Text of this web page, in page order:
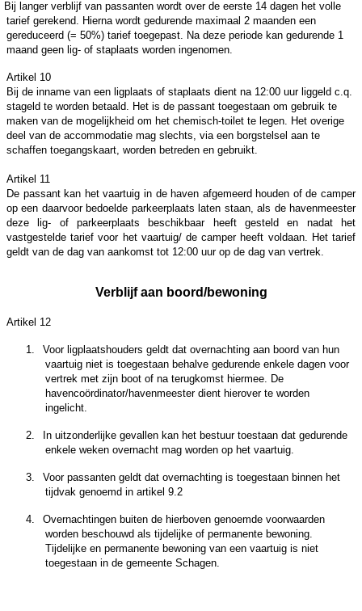
Bij langer verblijf van passanten wordt over de eerste 14 dagen het volle
tarief gerekend. Hierna wordt gedurende maximaal 2 maanden een
gereduceerd (= 50%) tarief toegepast. Na deze periode kan gedurende 1
maand geen lig- of staplaats worden ingenomen.
Artikel 10
Bij de inname van een ligplaats of staplaats dient na 12:00 uur liggeld c.q.
stageld te worden betaald. Het is de passant toegestaan om gebruik te
maken van de mogelijkheid om het chemisch-toilet te legen. Het overige
deel van de accommodatie mag slechts, via een borgstelsel aan te
schaffen toegangskaart, worden betreden en gebruikt.
Artikel 11
De passant kan het vaartuig in de haven afgemeerd houden of de camper
op een daarvoor bedoelde parkeerplaats laten staan, als de havenmeester
deze lig- of parkeerplaats beschikbaar heeft gesteld en nadat het
vastgestelde tarief voor het vaartuig/ de camper heeft voldaan. Het tarief
geldt van de dag van aankomst tot 12:00 uur op de dag van vertrek.
Verblijf aan boord/bewoning
Artikel 12
1.
Voor ligplaatshouders geldt dat overnachting aan boord van hun
vaartuig niet is toegestaan behalve gedurende enkele dagen voor
vertrek met zijn boot of na terugkomst hiermee. De
havencoördinator/havenmeester dient hierover te worden
ingelicht.
2.
In uitzonderlijke gevallen kan het bestuur toestaan dat gedurende
enkele weken overnacht mag worden op het vaartuig.
3.
Voor passanten geldt dat overnachting is toegestaan binnen het
tijdvak genoemd in artikel 9.2
4.
Overnachtingen buiten de hierboven genoemde voorwaarden
worden beschouwd als tijdelijke of permanente bewoning.
Tijdelijke en permanente bewoning van een vaartuig is niet
toegestaan in de gemeente Schagen.